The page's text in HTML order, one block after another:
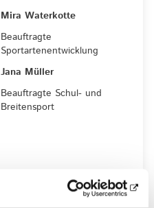
Mira Waterkotte
Beauftragte
Sportartenentwicklung
Jana Müller
Beauftragte Schul- und
Breitensport